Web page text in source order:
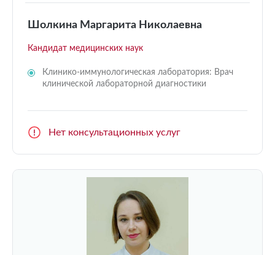
Шолкина Маргарита Николаевна
Кандидат медицинских наук
Клинико-иммунологическая лаборатория: Врач
клинической лабораторной диагностики
Нет консультационных услуг